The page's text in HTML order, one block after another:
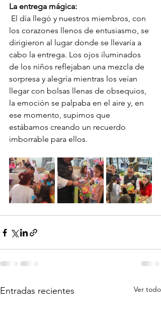
La entrega mágica:
los corazones llenos de entusiasmo, se
dirigieron al lugar donde se llevaría a
cabo la entrega. Los ojos iluminados
de los niños reflejaban una mezcla de
sorpresa y alegría mientras los veían
llegar con bolsas llenas de obsequios,
la emoción se palpaba en el aire y, en
ese momento, supimos que
estábamos creando un recuerdo
imborrable para ellos.
Entradas recientes Ver todo